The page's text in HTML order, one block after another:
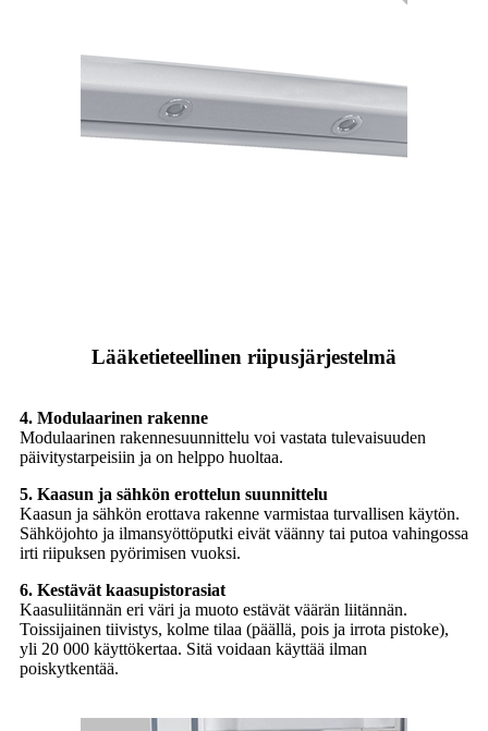
Lääketieteellinen riipusjärjestelmä
4. Modulaarinen rakenne
Modulaarinen rakennesuunnittelu voi vastata tulevaisuuden
päivitystarpeisiin ja on helppo huoltaa.
5. Kaasun ja sähkön erottelun suunnittelu
Kaasun ja sähkön erottava rakenne varmistaa turvallisen käytön.
Sähköjohto ja ilmansyöttöputki eivät väänny tai putoa vahingossa
irti riipuksen pyörimisen vuoksi.
6. Kestävät kaasupistorasiat
Kaasuliitännän eri väri ja muoto estävät väärän liitännän.
Toissijainen tiivistys, kolme tilaa (päällä, pois ja irrota pistoke),
yli 20 000 käyttökertaa. Sitä voidaan käyttää ilman
poiskytkentää.